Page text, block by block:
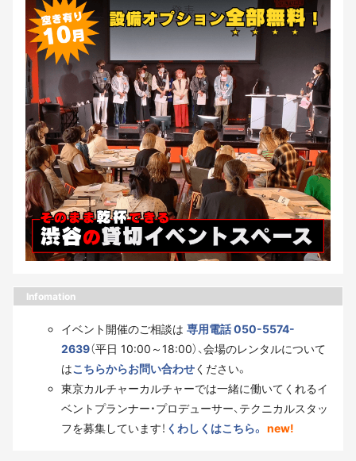
Infomation
イベント開催のご相談は 専用電話 050-5574-
2639（平日 10:00～18:00）、会場のレンタルについて
はこちらからお問い合わせください。
東京カルチャーカルチャーでは一緒に働いてくれるイ
ベントプランナー・プロデューサー、テクニカルスタッ
フを募集しています！ くわしくはこちら。 new!